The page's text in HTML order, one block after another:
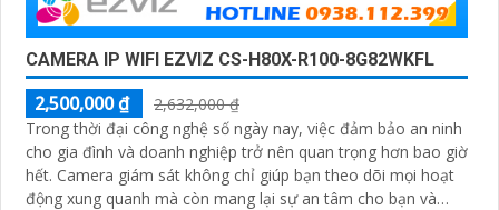
CAMERA IP WIFI EZVIZ CS-H80X-R100-8G82WKFL
2,500,000 ₫
2,632,000 ₫
Trong thời đại công nghệ số ngày nay, việc đảm bảo an ninh
cho gia đình và doanh nghiệp trở nên quan trọng hơn bao giờ
hết. Camera giám sát không chỉ giúp bạn theo dõi mọi hoạt
động xung quanh mà còn mang lại sự an tâm cho bạn và